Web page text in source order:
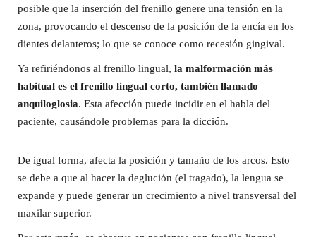
posible que la inserción del frenillo genere una tensión en la
zona, provocando el descenso de la posición de la encía en los
dientes delanteros; lo que se conoce como recesión gingival.
Ya refiriéndonos al frenillo lingual, la malformación más
habitual es el frenillo lingual corto, también llamado
anquiloglosia. Esta afección puede incidir en el habla del
paciente, causándole problemas para la dicción.
De igual forma, afecta la posición y tamaño de los arcos. Esto
se debe a que al hacer la deglución (el tragado), la lengua se
expande y puede generar un crecimiento a nivel transversal del
maxilar superior.